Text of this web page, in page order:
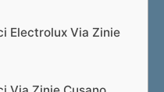
Electrolux Via Zinie